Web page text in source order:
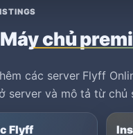
Máy chủ
các server Flyff
server và mô tả từ chủ
Flyff